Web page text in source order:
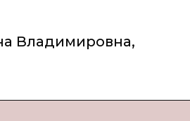
Владимировна,